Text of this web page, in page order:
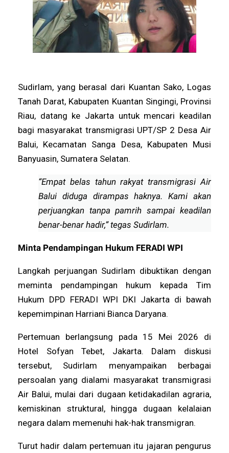
Sudirlam, yang berasal dari Kuantan Sako, Logas
Tanah Darat, Kabupaten Kuantan Singingi, Provinsi
Riau, datang ke Jakarta untuk mencari keadilan
bagi masyarakat transmigrasi UPT/SP 2 Desa Air
Balui, Kecamatan Sanga Desa, Kabupaten Musi
Banyuasin, Sumatera Selatan.
“Empat belas tahun rakyat transmigrasi Air
Balui diduga dirampas haknya. Kami akan
perjuangkan tanpa pamrih sampai keadilan
benar-benar hadir,” tegas Sudirlam.
Minta Pendampingan Hukum FERADI WPI
Langkah perjuangan Sudirlam dibuktikan dengan
meminta pendampingan hukum kepada Tim
Hukum DPD FERADI WPI DKI Jakarta di bawah
kepemimpinan Harriani Bianca Daryana.
Pertemuan berlangsung pada 15 Mei 2026 di
Hotel Sofyan Tebet, Jakarta. Dalam diskusi
tersebut, Sudirlam menyampaikan berbagai
persoalan yang dialami masyarakat transmigrasi
Air Balui, mulai dari dugaan ketidakadilan agraria,
kemiskinan struktural, hingga dugaan kelalaian
negara dalam memenuhi hak-hak transmigran.
Turut hadir dalam pertemuan itu jajaran pengurus